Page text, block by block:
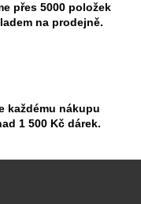
přes 5000 položek
na prodejně.
každému nákupu
1 500 Kč dárek.